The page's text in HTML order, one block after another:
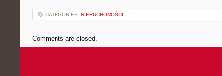
CATEGORIES: NIERUCHOMOŚCI
Comments are closed.